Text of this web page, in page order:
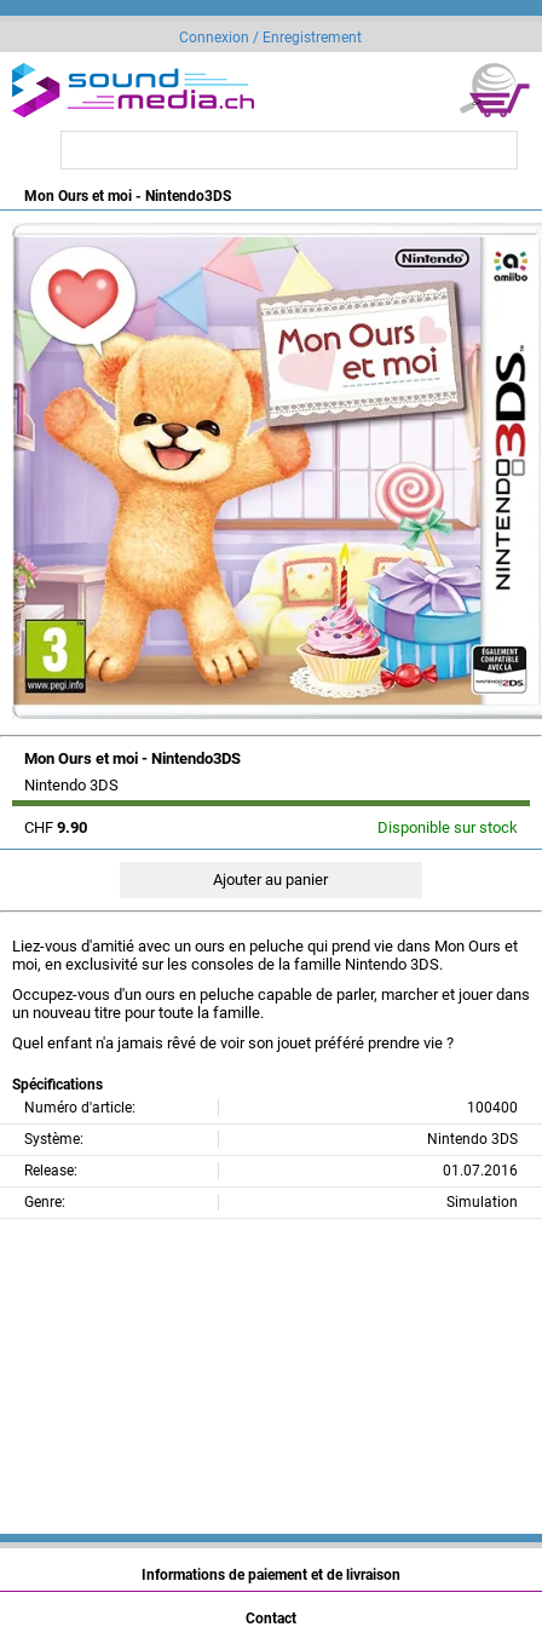
Connexion / Enregistrement
Mon Ours et moi - Nintendo3DS
Mon Ours et moi - Nintendo3DS
Nintendo 3DS
CHF 9.90 Disponible sur stock
Liez-vous d'amitié avec un ours en peluche qui prend vie dans Mon Ours et
moi, en exclusivité sur les consoles de la famille Nintendo 3DS.
Occupez-vous d'un ours en peluche capable de parler, marcher et jouer dans
un nouveau titre pour toute la famille.
Quel enfant n'a jamais rêvé de voir son jouet préféré prendre vie ?
Spécifications
Numéro d'article:
100400
Système:
Nintendo 3DS
Release:
01.07.2016
Genre:
Simulation
Informations de paiement et de livraison
Contact